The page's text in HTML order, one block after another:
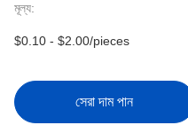
মূল্য:
$0.10 - $2.00/pieces
সেরা দাম পান